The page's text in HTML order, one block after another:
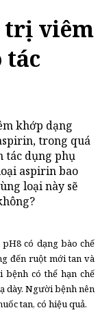
trị viêm
tác
khớp dạng
trong quá
tác dụng phụ
aspirin bao
loại này sẽ
có dạng bào chế
đến ruột mới tan và
bệnh có thể hạn chế
dày. Người bệnh nên
tan, có hiệu quả.